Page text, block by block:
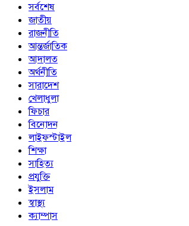
সর্বশেষ
জাতীয়
রাজনীতি
আন্তর্জাতিক
আদালত
অর্থনীতি
সারাদেশ
খেলাধুলা
ফিচার
বিনোদন
লাইফস্টাইল
শিক্ষা
সাহিত্য
প্রযুক্তি
ইসলাম
স্বাস্থ্য
ক্যাম্পাস